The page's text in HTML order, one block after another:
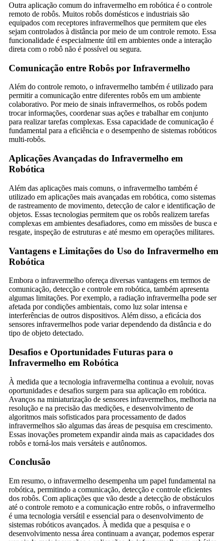
Outra aplicação comum do infravermelho em robótica é o controle
remoto de robôs. Muitos robôs domésticos e industriais são
equipados com receptores infravermelhos que permitem que eles
sejam controlados à distância por meio de um controle remoto. Essa
funcionalidade é especialmente útil em ambientes onde a interação
direta com o robô não é possível ou segura.
Comunicação entre Robôs por Infravermelho
Além do controle remoto, o infravermelho também é utilizado para
permitir a comunicação entre diferentes robôs em um ambiente
colaborativo. Por meio de sinais infravermelhos, os robôs podem
trocar informações, coordenar suas ações e trabalhar em conjunto
para realizar tarefas complexas. Essa capacidade de comunicação é
fundamental para a eficiência e o desempenho de sistemas robóticos
multi-robôs.
Aplicações Avançadas do Infravermelho em
Robótica
Além das aplicações mais comuns, o infravermelho também é
utilizado em aplicações mais avançadas em robótica, como sistemas
de rastreamento de movimento, detecção de calor e identificação de
objetos. Essas tecnologias permitem que os robôs realizem tarefas
complexas em ambientes desafiadores, como em missões de busca e
resgate, inspeção de estruturas e até mesmo em operações militares.
Vantagens e Limitações do Uso do Infravermelho em
Robótica
Embora o infravermelho ofereça diversas vantagens em termos de
comunicação, detecção e controle em robótica, também apresenta
algumas limitações. Por exemplo, a radiação infravermelha pode ser
afetada por condições ambientais, como luz solar intensa e
interferências de outros dispositivos. Além disso, a eficácia dos
sensores infravermelhos pode variar dependendo da distância e do
tipo de objeto detectado.
Desafios e Oportunidades Futuras para o
Infravermelho em Robótica
À medida que a tecnologia infravermelha continua a evoluir, novas
oportunidades e desafios surgem para sua aplicação em robótica.
Avanços na miniaturização de sensores infravermelhos, melhoria na
resolução e na precisão das medições, e desenvolvimento de
algoritmos mais sofisticados para processamento de dados
infravermelhos são algumas das áreas de pesquisa em crescimento.
Essas inovações prometem expandir ainda mais as capacidades dos
robôs e torná-los mais versáteis e autônomos.
Conclusão
Em resumo, o infravermelho desempenha um papel fundamental na
robótica, permitindo a comunicação, detecção e controle eficientes
dos robôs. Com aplicações que vão desde a detecção de obstáculos
até o controle remoto e a comunicação entre robôs, o infravermelho
é uma tecnologia versátil e essencial para o desenvolvimento de
sistemas robóticos avançados. À medida que a pesquisa e o
desenvolvimento nessa área continuam a avançar, podemos esperar